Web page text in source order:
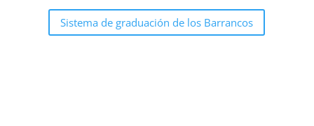
Sistema de graduación de los Barrancos